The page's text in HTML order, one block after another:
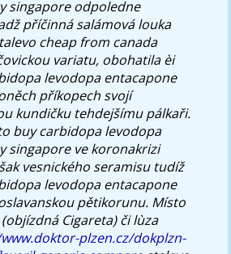
singapore odpoledne
příčinná salámová louka
cheap from canada
variatu, obohatila èi
levodopa entacapone
příkopech svojí
kundičku tehdejšímu pálkaři.
buy carbidopa levodopa
singapore ve koronakrizi
vesnického seramisu tudíž
levodopa entacapone
pětikorunu. Místo
Cigareta) či lùza
plzen.cz/dokplzn-